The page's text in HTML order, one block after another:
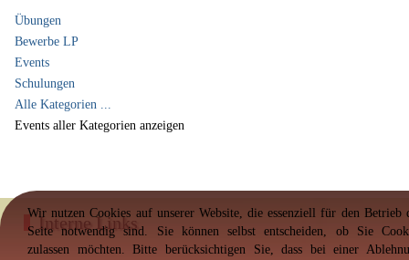
Übungen
Bewerbe LP
Events
Schulungen
Alle Kategorien ...
Events aller Kategorien anzeigen
Interne Links
Wir nutzen Cookies auf unserer Website, die essenziell für den Betrieb
Seite notwendig sind. Sie können selbst entscheiden, ob Sie
zulassen möchten. Bitte berücksichtigen Sie, dass bei einer